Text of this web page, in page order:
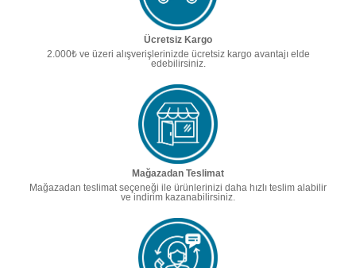
Ücretsiz Kargo
2.000₺ ve üzeri alışverişlerinizde ücretsiz kargo avantajı elde
edebilirsiniz.
Mağazadan Teslimat
Mağazadan teslimat seçeneği ile ürünlerinizi daha hızlı teslim alabilir
ve indirim kazanabilirsiniz.